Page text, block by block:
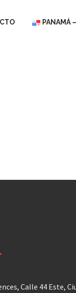
PANAMÁ
Calle 44 Este,